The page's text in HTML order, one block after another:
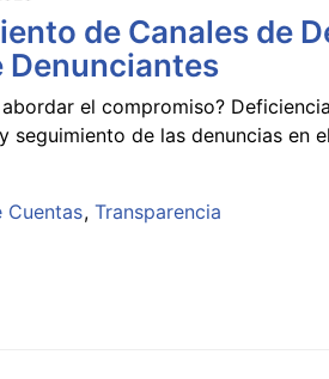
de Canales de
Denunciantes
el compromiso?
seguimiento de las denuncias en
Cuentas Transparencia